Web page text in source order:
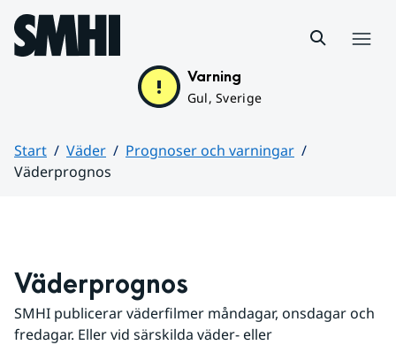
Hoppa till sidans innehåll
Varning
Gul, Sverige
Start Väder
Prognoser och varningar
Väderprognos
Väderprognos
SMHI publicerar väderfilmer måndagar, onsdagar och
fredagar. Eller vid särskilda väder- eller